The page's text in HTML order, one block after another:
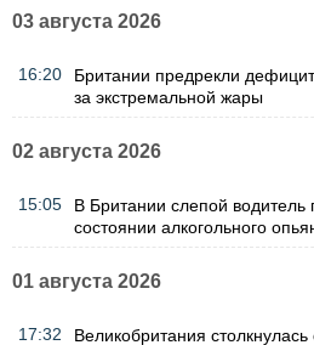
03 августа 2026
16:20
Британии предрекли
за экстремальной жары
02 августа 2026
15:05
В Британии слепой водитель
состоянии алкогольного
01 августа 2026
17:32
Великобритания